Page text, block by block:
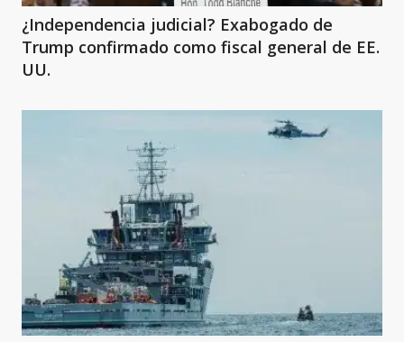
¿Independencia judicial? Exabogado de
Trump confirmado como fiscal general de EE.
UU.